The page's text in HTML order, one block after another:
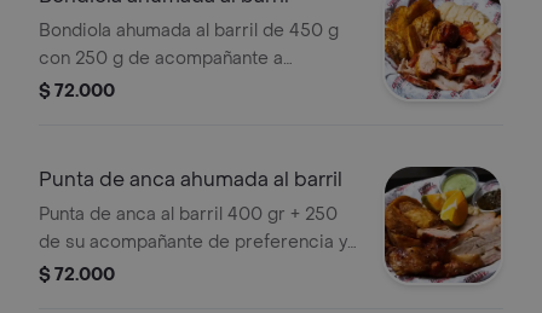
Bondiola ahumada al barril de 450 g
con 250 g de acompañante a
elección y salsas de la casa. Incluye
$ 72.000
Punta de anca ahumada al barril
Punta de anca al barril 400 gr + 250
de su acompañante de preferencia y
salsas de la casa.
$ 72.000